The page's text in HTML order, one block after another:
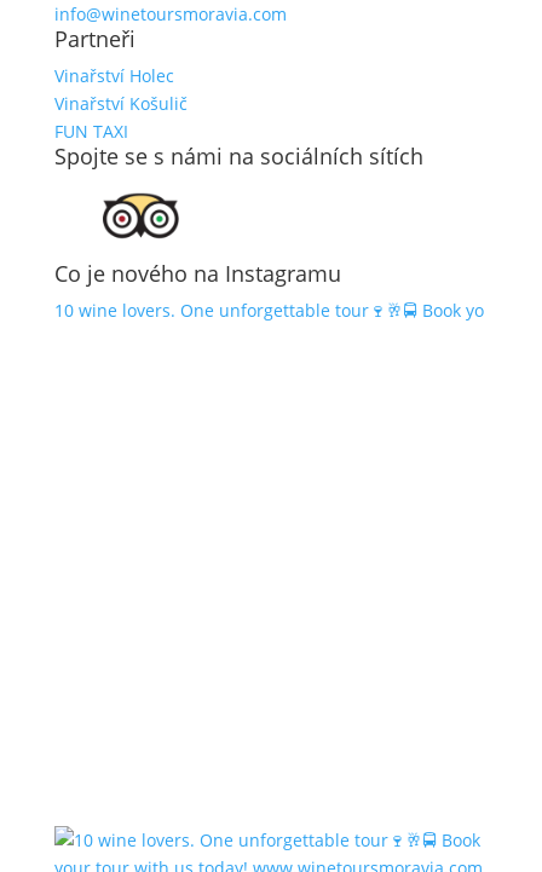
info@winetoursmoravia.com
Partneři
Vinařství Holec
Vinařství Košulič
FUN TAXI
Spojte se s námi na sociálních sítích
Co je nového na Instagramu
10 wine lovers. One unforgettable tour🍷🥂🚍 Book yo